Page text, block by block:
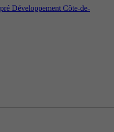
Développement Côte-de-